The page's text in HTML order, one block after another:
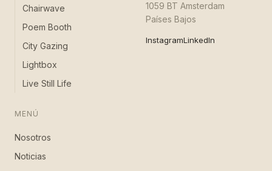
Chairwave
Poem Booth
City Gazing
Lightbox
Live Still Life
MENÚ
Nosotros
Noticias
1059 BT Amsterdam
Países Bajos
InstagramLinkedIn